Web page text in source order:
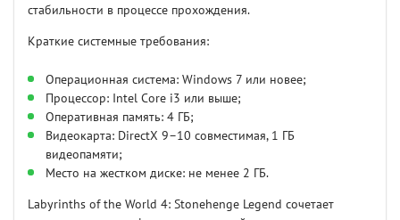
стабильности в процессе прохождения.
Краткие системные требования:
Операционная система: Windows 7 или новее;
Процессор: Intel Core i3 или выше;
Оперативная память: 4 ГБ;
Видеокарта: DirectX 9–10 совместимая, 1 ГБ
видеопамяти;
Место на жестком диске: не менее 2 ГБ.
Labyrinths of the World 4: Stonehenge Legend сочетает